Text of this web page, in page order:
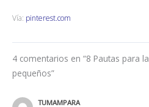
Vía: pinterest.com
4 comentarios en “8 Pautas para
pequeños”
TUMAMPARA